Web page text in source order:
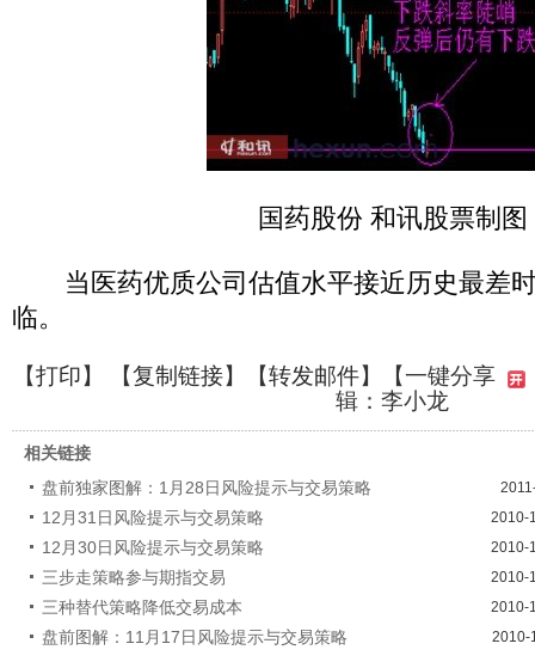
国药股份 和讯股票制图
当医药优质公司估值水平接近历史最差
临。
【打印】 【复制链接】【转发邮件】
【一键分享
辑：李小龙
相关链接
盘前独家图解：1月28日风险提示与交易策略
12月31日风险提示与交易策略 2010-
12月30日风险提示与交易策略 2010-
三步走策略参与期指交易 2010-
三种替代策略降低交易成本 2010-
盘前图解：11月17日风险提示与交易策略 2010-